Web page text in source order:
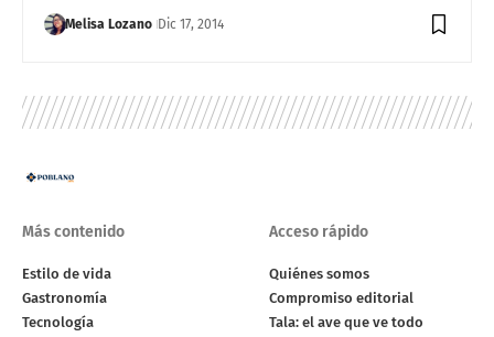
Melisa Lozano Dic 17, 2014
Más contenido
Estilo de vida
Gastronomía
Tecnología
Acceso rápido
Quiénes somos
Compromiso editorial
Tala: el ave que ve todo